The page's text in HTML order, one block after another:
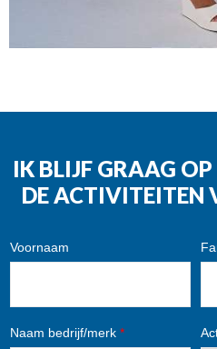
IK BLIJF GRAAG
DE ACTIVITEITEN
Voornaam
Naam bedrijf/merk *